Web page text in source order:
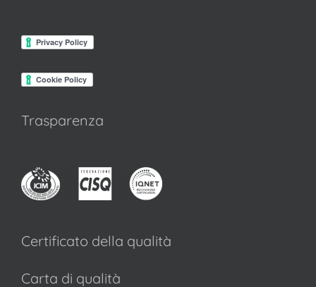
Trasparenza
Certificato della qualità
Carta di qualità